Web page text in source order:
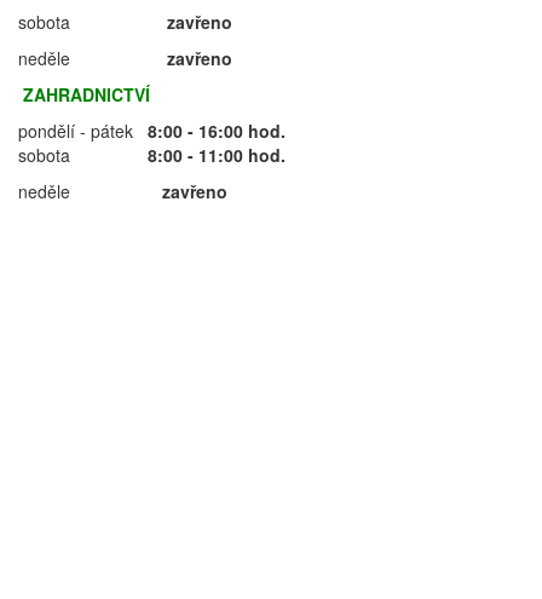
sobota
zavřeno
neděle zavřeno
ZAHRADNICTVÍ
pondělí - pátek 8:00 - 16:00 hod.
sobota
8:00 - 11:00 hod.
neděle zavřeno